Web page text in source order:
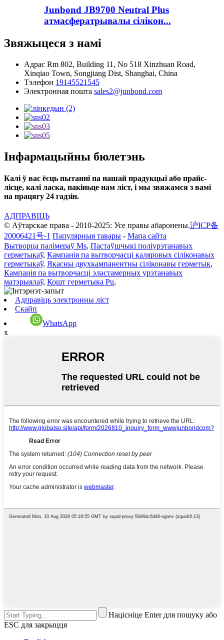
Junbond JB9700 Neutral Plus
атмасфератрывалы сілікон...
Звяжыцеся з намі
Адрас Rm 802, Building 11, No 518 Xinzhuan Road,
Xinqiao Town, Songjiang Dist, Shanghai, China
Тэлефон 19145521545
Электронная пошта sales2@junbond.com
Інфармацыйны бюлетэнь
Калі ў вас ёсць пытанні па нашай прадукцыі або прайс-
лісце, калі ласка, пакіньце нам ліст, і мы звяжамся з вамі
на працягу 24 гадзін.
АДПРАВІЦЬ
© Аўтарскае права - 2010-2025: Усе правы абаронены.沪ICP备
20006421号-1 Папулярныя тавары - Мапа сайта
Вытворца палімераў Ms, Пастаўшчыкі поліурэтанавых
герметыкаў, Кампанія па вытворчасці каляровых сіліконавых
герметыкаў, Якасны двухкампанентны сіліконавы герметык,
Кампанія па вытворчасці эластамерных урэтанавых
матэрыялаў, Кошт герметыка Pu,
Адправіць электронны ліст
Скайп
WhatsApp
x
Націсніце Enter для пошуку або
ESC для закрыцця